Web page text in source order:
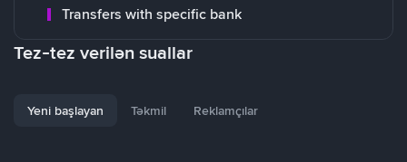
Transfers with specific bank
Tez-tez verilən suallar
Yeni başlayan Təkmil Reklamçılar